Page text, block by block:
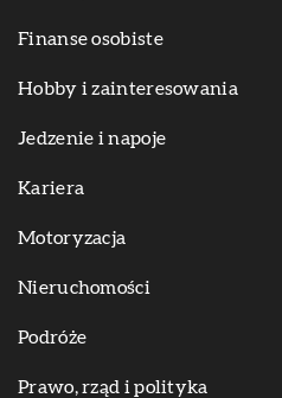
Finanse osobiste
Hobby i zainteresowania
Jedzenie i napoje
Kariera
Motoryzacja
Nieruchomości
Podróże
Prawo, rząd i polityka